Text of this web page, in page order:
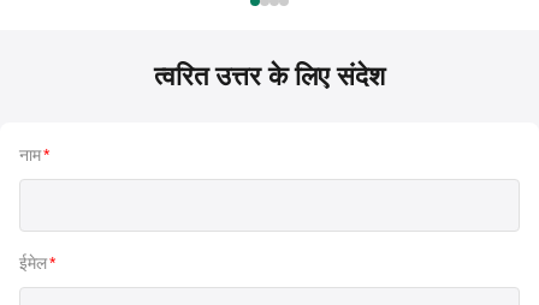
त्वरित उत्तर के लिए संदेश
नाम*
ईमेल*